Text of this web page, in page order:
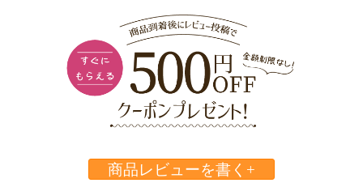
商品レビューを書く+